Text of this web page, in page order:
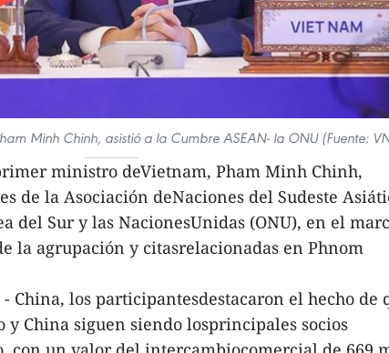
Minh Chinh, asistió a la Cumbre ASEAN- la ONU (Fuente:
ministro deVietnam, Pham Minh Chinh,
de la Asociación deNaciones del Sudeste
del Sur y las NacionesUnidas (ONU), en el
la agrupación y citasrelacionadas en Phnom
China, los participantesdestacaron el hecho de
y China siguen siendo losprincipales socios